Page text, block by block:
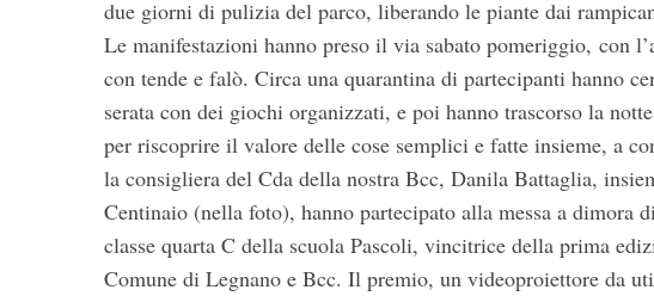
due giorni di pulizia del parco, liberando le piante dai
Le manifestazioni hanno preso il via sabato pomeriggio, con
con tende e falò. Circa una quarantina di partecipanti hanno
serata con dei giochi organizzati, e poi hanno trascorso la
per riscoprire il valore delle cose semplici e fatte insieme, a
la consigliera del Cda della nostra Bcc, Danila Battaglia,
Centinaio (nella foto), hanno partecipato alla messa a dimora
classe quarta C della scuola Pascoli, vincitrice della prima
Comune di Legnano e Bcc. Il premio, un videoproiettore da